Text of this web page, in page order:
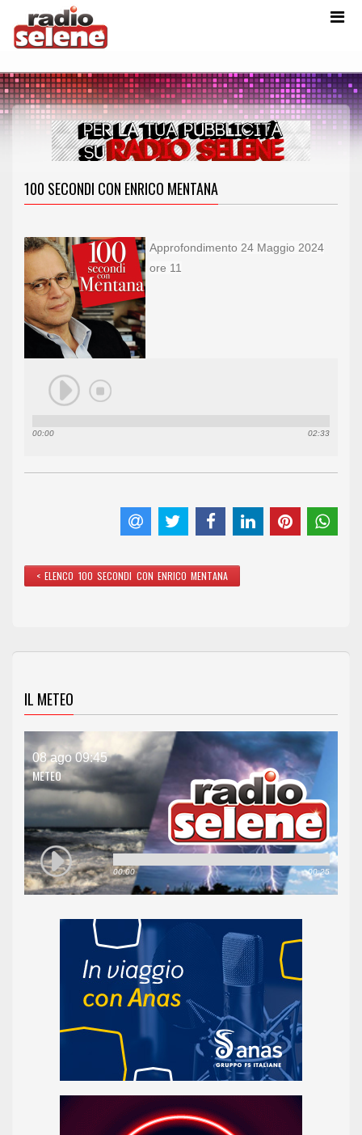
100 SECONDI CON ENRICO MENTANA
00:00 02:33
Approfondimento 24 Maggio 2024
ore 11
< ELENCO 100 SECONDI CON ENRICO MENTANA
IL METEO
08 ago 09:45
METEO
00:00 00:25